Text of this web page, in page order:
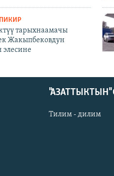
тарыхнаамачы
Жакыпбековдун
Тилим - дилим